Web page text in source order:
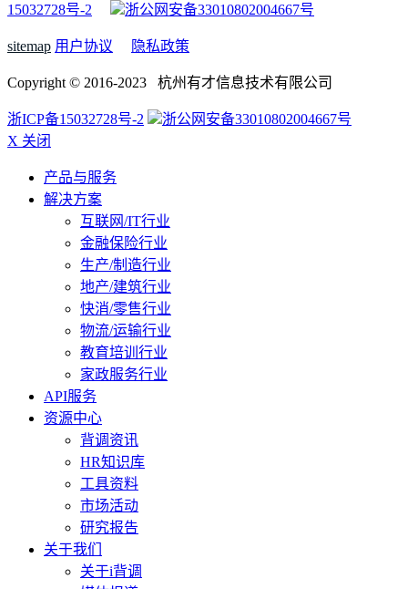
15032728号-2
浙公网安备33010802004667号
sitemap 用户协议 隐私政策
Copyright © 2016-2023 杭州有才信息技术有限公司
浙ICP备15032728号-2
浙公网安备33010802004667号
X 关闭
产品与服务
解决方案
互联网/IT行业
金融保险行业
生产/制造行业
地产/建筑行业
快消/零售行业
物流/运输行业
教育培训行业
家政服务行业
API服务
资源中心
背调资讯
HR知识库
工具资料
市场活动
研究报告
关于我们
关于i背调